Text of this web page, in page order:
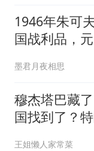
1946年朱可
国战利品，
墨君月夜相思
穆杰塔巴藏
国找到了？
王姐懒人家常菜